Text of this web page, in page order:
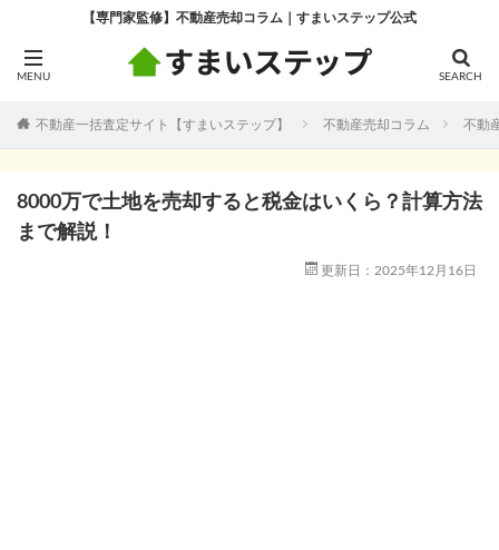
【専門家監修】不動産売却コラム｜すまいステップ公式
不動産一括査定サイト【すまいステップ】 不動産売却コラム 不動
8000万で土地を売却すると税金はいくら？計算方法
まで解説！
更新日：2025年12月16日